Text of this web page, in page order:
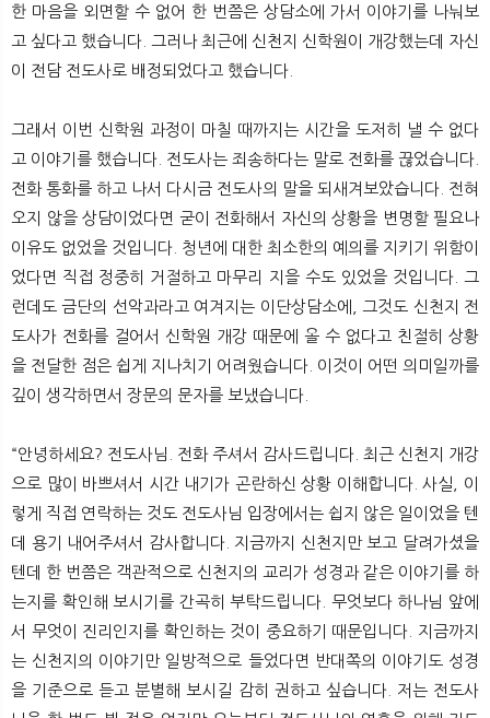
한 마음을 외면할 수 없어 한 번쯤은 상담소에 가서 이야기를 나눠보
고 싶다고 했습니다. 그러나 최근에 신천지 신학원이 개강했는데 자신
이 전담 전도사로 배정되었다고 했습니다.
그래서 이번 신학원 과정이 마칠 때까지는 시간을 도저히 낼 수 없다
고 이야기를 했습니다. 전도사는 죄송하다는 말로 전화를 끊었습니다.
전화 통화를 하고 나서 다시금 전도사의 말을 되새겨보았습니다. 전혀
오지 않을 상담이었다면 굳이 전화해서 자신의 상황을 변명할 필요나
이유도 없었을 것입니다. 청년에 대한 최소한의 예의를 지키기 위함이
었다면 직접 정중히 거절하고 마무리 지을 수도 있었을 것입니다. 그
런데도 금단의 선악과라고 여겨지는 이단상담소에, 그것도 신천지 전
도사가 전화를 걸어서 신학원 개강 때문에 올 수 없다고 친절히 상황
을 전달한 점은 쉽게 지나치기 어려웠습니다. 이것이 어떤 의미일까를
깊이 생각하면서 장문의 문자를 보냈습니다.
“안녕하세요? 전도사님. 전화 주셔서 감사드립니다. 최근 신천지 개강
으로 많이 바쁘셔서 시간 내기가 곤란하신 상황 이해합니다. 사실, 이
렇게 직접 연락하는 것도 전도사님 입장에서는 쉽지 않은 일이었을 텐
데 용기 내어주셔서 감사합니다. 지금까지 신천지만 보고 달려가셨을
텐데 한 번쯤은 객관적으로 신천지의 교리가 성경과 같은 이야기를 하
는지를 확인해 보시기를 간곡히 부탁드립니다. 무엇보다 하나님 앞에
서 무엇이 진리인지를 확인하는 것이 중요하기 때문입니다. 지금까지
는 신천지의 이야기만 일방적으로 들었다면 반대쪽의 이야기도 성경
을 기준으로 듣고 분별해 보시길 감히 권하고 싶습니다. 저는 전도사